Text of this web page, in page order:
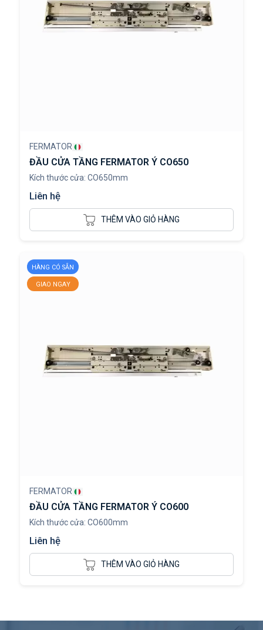
FERMATOR
ĐẦU CỬA TẦNG FERMATOR Ý CO650
Kích thước cửa: CO650mm
Liên hệ
THÊM VÀO GIỎ HÀNG
HÀNG CÓ SẴN
GIAO NGAY
FERMATOR
ĐẦU CỬA TẦNG FERMATOR Ý CO600
Kích thước cửa: CO600mm
Liên hệ
THÊM VÀO GIỎ HÀNG